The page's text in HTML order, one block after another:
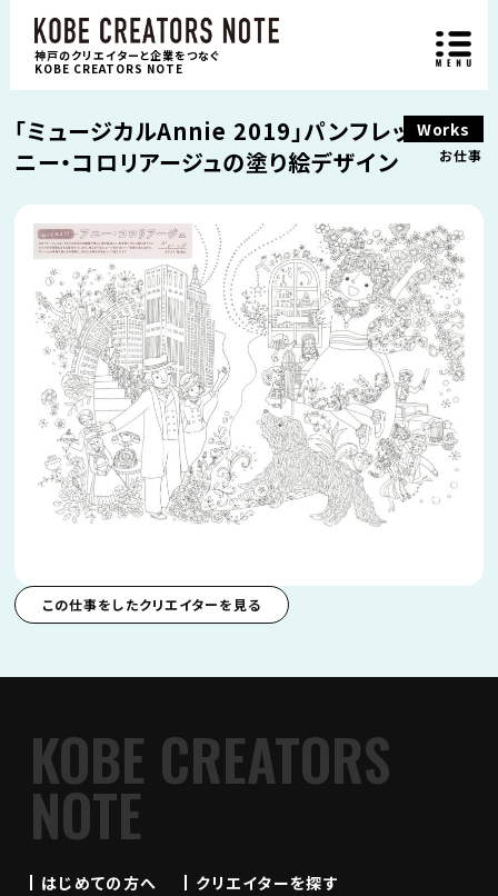
神戸のクリエイターと企業をつなぐ
KOBE CREATORS NOTE
Works
お仕事
「ミュージカルAnnie 2019」パンフレット内ア
ニー・コロリアージュの塗り絵デザイン
この仕事をしたクリエイターを見る
KOBE CREATORS
NOTE
はじめての方へ
クリエイターを探す